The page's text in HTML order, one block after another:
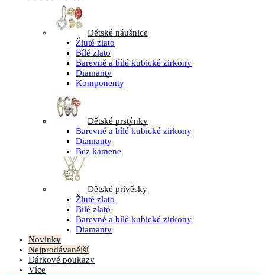
Dětské náušnice
Žluté zlato
Bílé zlato
Barevné a bílé kubické zirkony
Diamanty
Komponenty
Dětské prstýnky
Barevné a bílé kubické zirkony
Diamanty
Bez kamene
Dětské přívěsky
Žluté zlato
Bílé zlato
Barevné a bílé kubické zirkony
Diamanty
Novinky
Nejprodávanější
Dárkové poukazy
Více